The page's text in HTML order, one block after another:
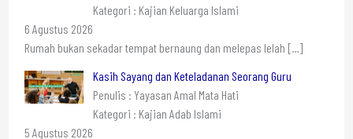
Kategori : Kajian Keluarga Islami
6 Agustus 2026
Rumah bukan sekadar tempat bernaung dan melepas lelah […]
Kasih Sayang dan Keteladanan Seorang Guru
Penulis : Yayasan Amal Mata Hati
Kategori : Kajian Adab Islami
5 Agustus 2026